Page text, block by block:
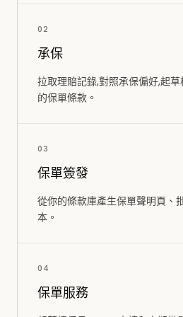
02
承保
拉取理賠記錄,對照承保偏好,起
的保單條款。
03
保單簽發
從你的條款庫產生保單聲明頁、
本。
04
保單服務